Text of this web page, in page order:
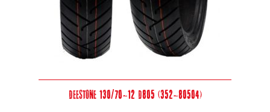
Deestone 130/70-12 D805 (352-80504)